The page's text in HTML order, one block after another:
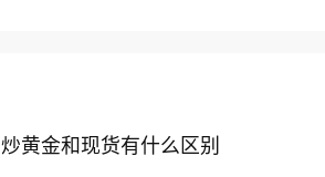
炒黄金和现货有什么区别